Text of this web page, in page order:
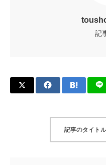
記
記事のタイト